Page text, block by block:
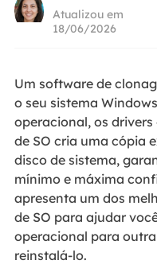
Atualizou em
18/06/2026
Um software de
o seu sistema
operacional, os
de SO cria uma cópia
disco de sistema,
mínimo e máxima
apresenta um dos
de SO para ajudar
operacional para
reinstalá-lo.